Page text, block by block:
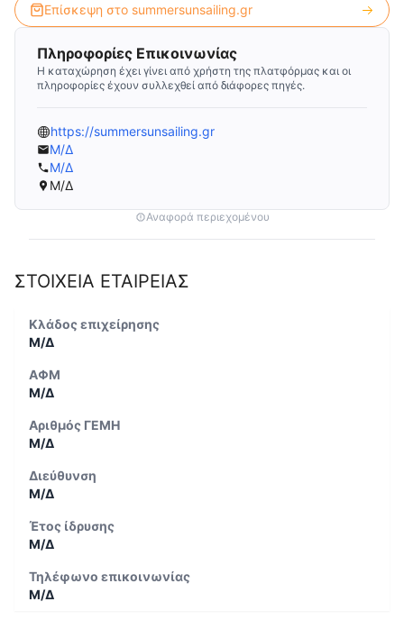
Επίσκεψη στο summersunsailing.gr
Πληροφορίες Επικοινωνίας
Η καταχώρηση έχει γίνει από χρήστη της πλατφόρμας και οι
πληροφορίες έχουν συλλεχθεί από διάφορες πηγές.
https://summersunsailing.gr
Μ/Δ
Μ/Δ
Μ/Δ
Αναφορά περιεχομένου
ΣΤΟΙΧΕΙΑ ΕΤΑΙΡΕΙΑΣ
Κλάδος επιχείρησης
Μ/Δ
ΑΦΜ
Μ/Δ
Αριθμός ΓΕΜΗ
Μ/Δ
Διεύθυνση
Μ/Δ
Έτος ίδρυσης
Μ/Δ
Τηλέφωνο επικοινωνίας
Μ/Δ